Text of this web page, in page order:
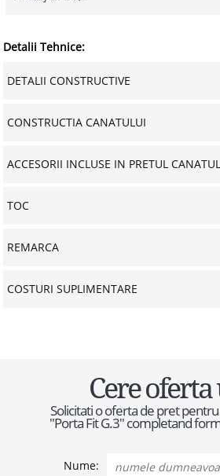
Detalii Tehnice:
DETALII CONSTRUCTIVE
CONSTRUCTIA CANATULUI
ACCESORII INCLUSE IN PRETUL
TOC
REMARCA
COSTURI SUPLIMENTARE
Cere oferta
Solicitati o oferta de pret
"Porta Fit G.3" completand
Nume: